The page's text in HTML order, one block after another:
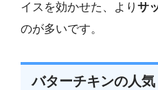
イスを効かせた、より サ
のが多いです。
バターチキンの人気